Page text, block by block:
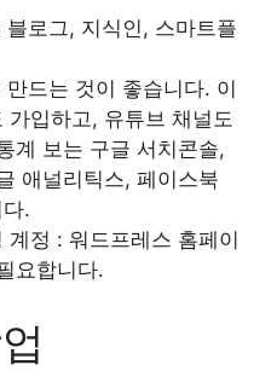
로그, 지식인, 스마트플
드는 것이 좋습니다. 이
가입하고, 유튜브 채널도
계 보는 구글 서치콘솔,
애널리틱스, 페이스북
.
계정 : 워드프레스 홈페이
요합니다.